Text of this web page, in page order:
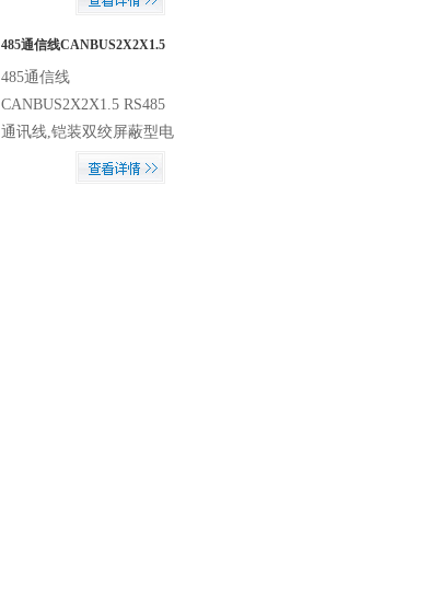
485通信线CANBUS2X2X1.5
RS485通讯线 通信电缆
485通信线
CANBUS2X2X1.5 RS485
通讯线,铠装双绞屏蔽型电
缆 ASTP-120Ω（for